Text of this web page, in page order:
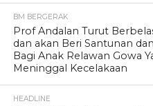
BM BERGERAK
Prof Andalan Turut
dan akan Beri Santunan
Bagi Anak Relawan Gowa
Meninggal Kecelakaan
HEADLINE